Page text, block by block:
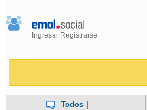
Ingresar Registrarse
Todos